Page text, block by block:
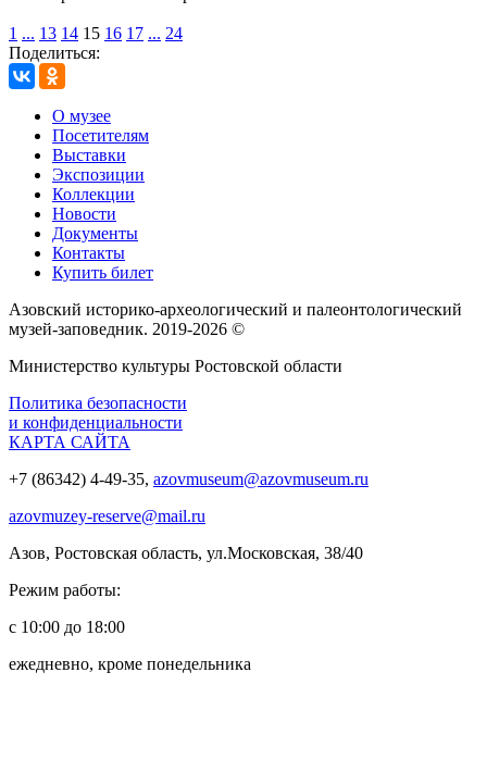
1 ... 13 14 15 16 17 ... 24
Поделиться:
О музее
Посетителям
Выставки
Экспозиции
Коллекции
Новости
Документы
Контакты
Купить билет
Азовский историко‑археологический и палеонтологический
музей‑заповедник. 2019-2026 ©
Министерство культуры Ростовской области
Политика безопасности
и конфиденциальности
КАРТА САЙТА
+7 (86342) 4-49-35, azovmuseum@azovmuseum.ru
azovmuzey-reserve@mail.ru
Азов, Ростовская область, ул.Московская, 38/40
Режим работы:
с 10:00 до 18:00
ежедневно, кроме понедельника